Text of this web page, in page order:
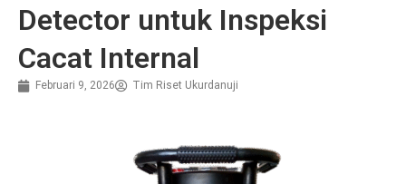
Detector untuk Inspeksi
Cacat Internal
Februari 9, 2026 Tim Riset Ukurdanuji